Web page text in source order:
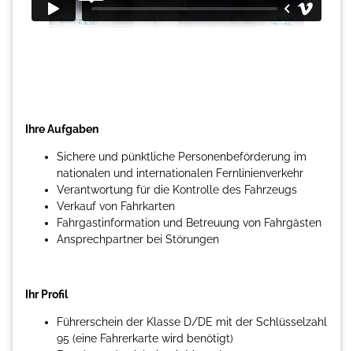
Ihre Aufgaben
Sichere und pünktliche Personenbeförderung im
nationalen und internationalen Fernlinienverkehr
Verantwortung für die Kontrolle des Fahrzeugs
Verkauf von Fahrkarten
Fahrgastinformation und Betreuung von Fahrgästen
Ansprechpartner bei Störungen
Ihr Profil
Führerschein der Klasse D/DE mit der Schlüsselzahl
95 (eine Fahrerkarte wird benötigt)